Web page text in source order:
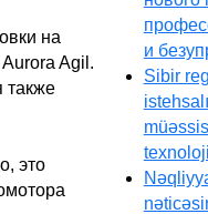
на
Agil.
также
это
и
Sibir